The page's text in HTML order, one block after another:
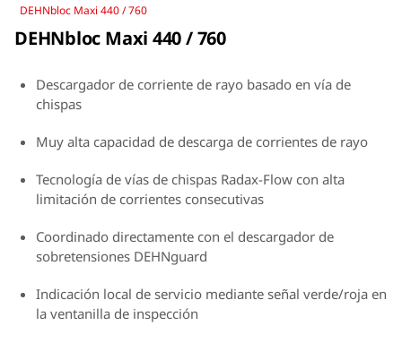
DEHNbloc Maxi 440 / 760
DEHNbloc Maxi 440 / 760
Descargador de corriente de rayo basado en vía de
chispas
Muy alta capacidad de descarga de corrientes de rayo
Tecnología de vías de chispas Radax-Flow con alta
limitación de corrientes consecutivas
Coordinado directamente con el descargador de
sobretensiones DEHNguard
Indicación local de servicio mediante señal verde/roja en
la ventanilla de inspección